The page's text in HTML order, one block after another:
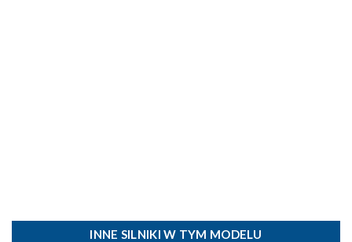
INNE SILNIKI W TYM MODELU